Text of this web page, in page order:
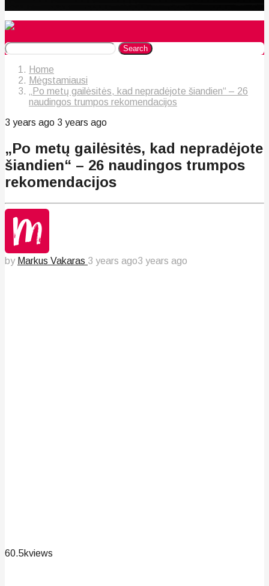
Search
Home
Mėgstamiausi
„Po metų gailėsitės, kad nepradėjote šiandien“ – 26
naudingos trumpos rekomendacijos
3 years ago 3 years ago
„Po metų gailėsitės, kad nepradėjote
šiandien“ – 26 naudingos trumpos
rekomendacijos
by Markus Vakaras 3 years ago3 years ago
60.5kviews